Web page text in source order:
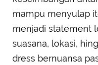
mampu menyulap
menjadi statement
suasana, lokasi,
dress bernuansa